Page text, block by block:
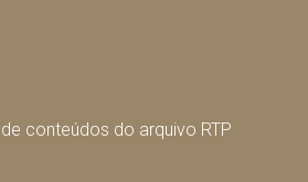
conteúdos do arquivo RTP